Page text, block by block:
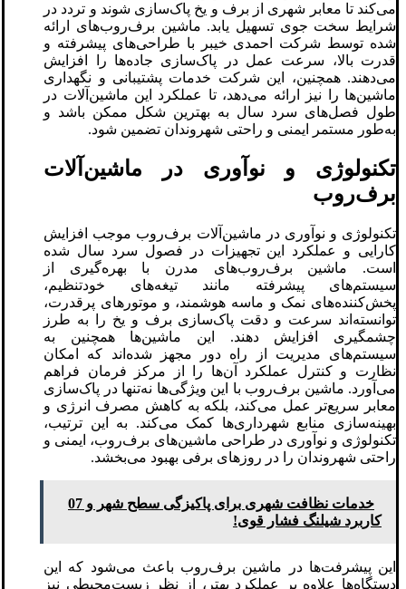
می‌کند تا معابر شهری از برف و یخ پاک‌سازی شوند و تردد در
شرایط سخت جوی تسهیل یابد. ماشین برف‌روب‌های ارائه
شده توسط شرکت احمدی خیبر با طراحی‌های پیشرفته و
قدرت بالا، سرعت عمل در پاک‌سازی جاده‌ها را افزایش
می‌دهند. همچنین، این شرکت خدمات پشتیبانی و نگهداری
ماشین‌ها را نیز ارائه می‌دهد، تا عملکرد این ماشین‌آلات در
طول فصل‌های سرد سال به بهترین شکل ممکن باشد و
به‌طور مستمر ایمنی و راحتی شهروندان تضمین شود.
تکنولوژی و نوآوری در ماشین‌آلات
برف‌روب
تکنولوژی و نوآوری در ماشین‌آلات برف‌روب موجب افزایش
کارایی و عملکرد این تجهیزات در فصول سرد سال شده
است. ماشین برف‌روب‌های مدرن با بهره‌گیری از
سیستم‌های پیشرفته مانند تیغه‌های خودتنظیم،
پخش‌کننده‌های نمک و ماسه هوشمند، و موتورهای پرقدرت،
توانسته‌اند سرعت و دقت پاک‌سازی برف و یخ را به طرز
چشمگیری افزایش دهند. این ماشین‌ها همچنین به
سیستم‌های مدیریت از راه دور مجهز شده‌اند که امکان
نظارت و کنترل عملکرد آن‌ها را از مرکز فرمان فراهم
می‌آورد. ماشین برف‌روب با این ویژگی‌ها نه‌تنها در پاک‌سازی
معابر سریع‌تر عمل می‌کند، بلکه به کاهش مصرف انرژی و
بهینه‌سازی منابع شهرداری‌ها کمک می‌کند. به این ترتیب،
تکنولوژی و نوآوری در طراحی ماشین‌های برف‌روب، ایمنی و
راحتی شهروندان را در روزهای برفی بهبود می‌بخشد.
خدمات نظافت شهری برای پاکیزگی سطح شهر و 07
کاربرد شیلنگ فشار قوی!
این پیشرفت‌ها در ماشین برف‌روب باعث می‌شود که این
دستگاه‌ها علاوه بر عملکرد بهتر، از نظر زیست‌محیطی نیز